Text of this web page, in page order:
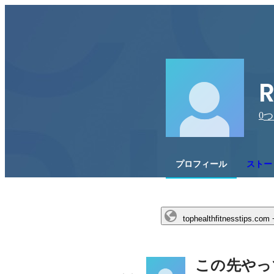
0
プロフィール スト
tophealthfitnesstips.com
この先や